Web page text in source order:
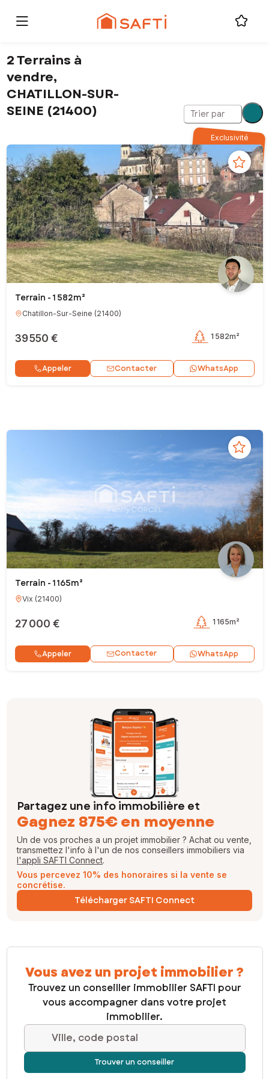
2 Terrains à
vendre,
CHATILLON-SUR-
SEINE (21400)
Trier par
Exclusivité
Terrain - 1 582m²
Chatillon-Sur-Seine (21400)
39 550 € 1 582m²
Appeler Contacter WhatsApp
Terrain - 1 165m²
Vix (21400)
27 000 € 1 165m²
Appeler Contacter WhatsApp
Partagez une info immobilière et
Gagnez 875€ en moyenne
Un de vos proches a un projet immobilier ? Achat ou vente,
transmettez l'info à l'un de nos conseillers immobiliers via
l'appli SAFTI Connect.
Vous percevez 10% des honoraires si la vente se
concrétise.
Télécharger SAFTI Connect
Vous avez un projet immobilier ?
Trouvez un conseiller immobilier SAFTI pour
vous accompagner dans votre projet
immobilier.
Ville, code postal
Trouver un conseiller